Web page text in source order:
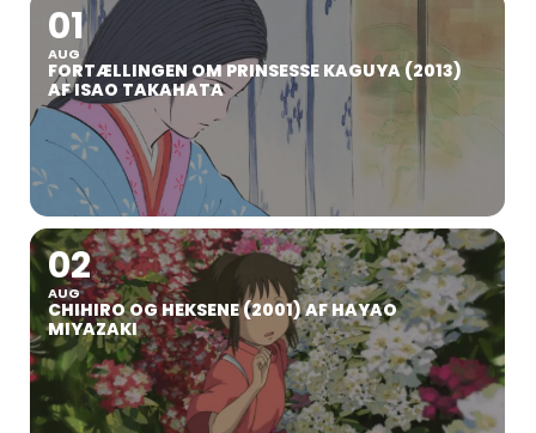
01
AUG
FORTÆLLINGEN OM PRINSESSE KAGUYA (2013)
AF ISAO TAKAHATA
02
AUG
CHIHIRO OG HEKSENE (2001) AF HAYAO
MIYAZAKI